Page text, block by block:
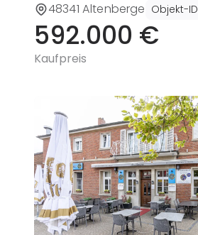
48341 Altenberge Objekt-ID
592.000 €
Kaufpreis